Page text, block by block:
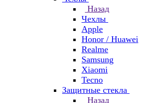
Назад
Чехлы
Apple
Honor / Huawei
Realme
Samsung
Xiaomi
Tecno
Защитные стекла
Назад